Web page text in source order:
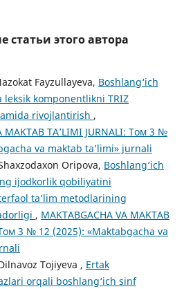
этого автора
Fayzullayeva, Boshlang‘ich
leksik komponentlikni TRIZ
rivojlantirish ,
MAKTAB TA’LIMI JURNALI: Том 3 №
va maktab ta’limi» jurnali
Oripova, Boshlang‘ich
ijodkorlik qobiliyatini
ta’lim metodlarining
, MAKTABGACHA VA MAKTAB
3 № 12 (2025): «Maktabgacha va
Tojiyeva , Ertak
orqali boshlang‘ich sinf